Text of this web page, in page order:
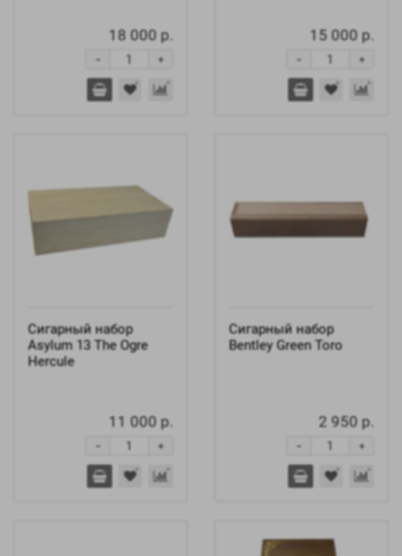
18 000 р.
+
-
15 000 р.
+
-
Сигарный набор
Asylum 13 The Ogre
Hercule
11 000 р.
+
-
Сигарный набор
Bentley Green Toro
2 950 р.
+
-